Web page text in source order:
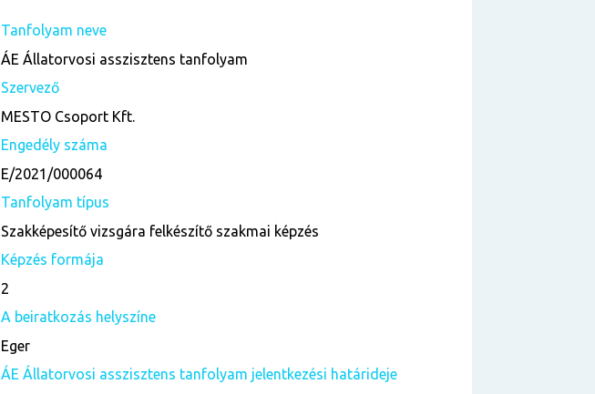
Tanfolyam neve
ÁE Állatorvosi asszisztens tanfolyam
Szervező
MESTO Csoport Kft.
Engedély száma
E/2021/000064
Tanfolyam típus
Szakképesítő vizsgára felkészítő szakmai képzés
Képzés formája
2
A beiratkozás helyszíne
Eger
ÁE Állatorvosi asszisztens tanfolyam jelentkezési határideje